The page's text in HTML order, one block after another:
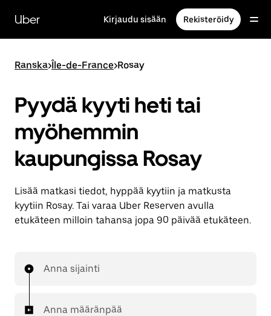
siirry
pääsisältöön
Uber Kirjaudu sisään Rekisteröidy
Ranska>Île-de-France>Rosay
Pyydä kyyti heti tai
myöhemmin
kaupungissa Rosay
Lisää matkasi tiedot, hyppää kyytiin ja matkusta
kyytiin Rosay. Tai varaa Uber Reserven avulla
etukäteen milloin tahansa jopa 90 päivää etukäteen.
Anna sijainti
Anna määränpää